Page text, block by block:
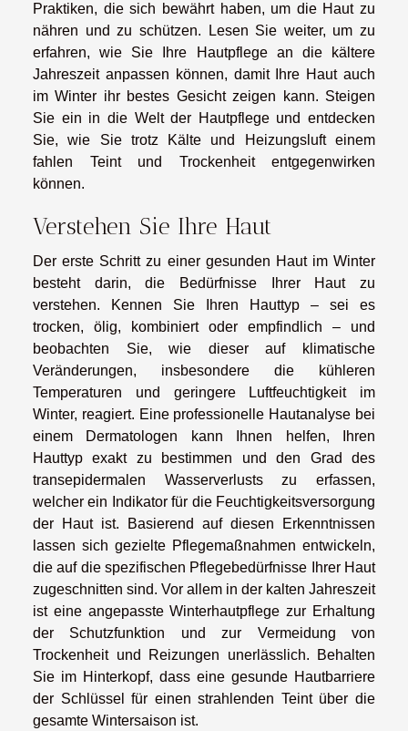
Praktiken, die sich bewährt haben, um die Haut zu
nähren und zu schützen. Lesen Sie weiter, um zu
erfahren, wie Sie Ihre Hautpflege an die kältere
Jahreszeit anpassen können, damit Ihre Haut auch
im Winter ihr bestes Gesicht zeigen kann. Steigen
Sie ein in die Welt der Hautpflege und entdecken
Sie, wie Sie trotz Kälte und Heizungsluft einem
fahlen Teint und Trockenheit entgegenwirken
können.
Verstehen Sie Ihre Haut
Der erste Schritt zu einer gesunden Haut im Winter
besteht darin, die Bedürfnisse Ihrer Haut zu
verstehen. Kennen Sie Ihren Hauttyp – sei es
trocken, ölig, kombiniert oder empfindlich – und
beobachten Sie, wie dieser auf klimatische
Veränderungen, insbesondere die kühleren
Temperaturen und geringere Luftfeuchtigkeit im
Winter, reagiert. Eine professionelle Hautanalyse bei
einem Dermatologen kann Ihnen helfen, Ihren
Hauttyp exakt zu bestimmen und den Grad des
transepidermalen Wasserverlusts zu erfassen,
welcher ein Indikator für die Feuchtigkeitsversorgung
der Haut ist. Basierend auf diesen Erkenntnissen
lassen sich gezielte Pflegemaßnahmen entwickeln,
die auf die spezifischen Pflegebedürfnisse Ihrer Haut
zugeschnitten sind. Vor allem in der kalten Jahreszeit
ist eine angepasste Winterhautpflege zur Erhaltung
der Schutzfunktion und zur Vermeidung von
Trockenheit und Reizungen unerlässlich. Behalten
Sie im Hinterkopf, dass eine gesunde Hautbarriere
der Schlüssel für einen strahlenden Teint über die
gesamte Wintersaison ist.